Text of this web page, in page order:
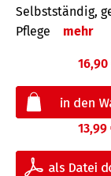
Selbstständig,
Pflege
mehr
16,90
13,99